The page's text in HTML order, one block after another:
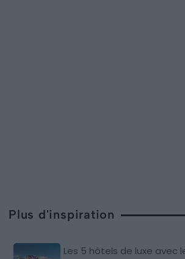
Plus d'inspiration
Les 5 hôtels de luxe avec